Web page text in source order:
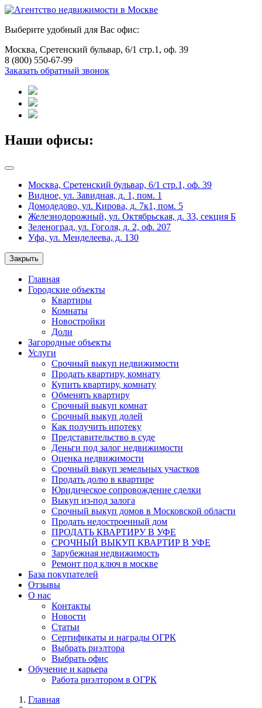
Выберите удобный для Вас офис:
Москва, Сретенский бульвар, 6/1 стр.1, оф. 39
8 (800) 550-67-99
Заказать обратный звонок
Наши офисы:
Москва, Сретенский бульвар, 6/1 стр.1, оф. 39
Видное, ул. Завидная, д. 1, пом. 1
Домодедово, ул. Кирова, д. 7к1, пом. 5
Железнодорожный, ул. Октябрьская, д. 33, секция Б
Зеленоград, ул. Гоголя, д. 2, оф. 207
Уфа, ул. Менделеева, д. 130
Закрыть
Главная
Городские объекты
Квартиры
Комнаты
Новостройки
Доли
Загородные объекты
Услуги
Срочный выкуп недвижимости
Продать квартиру, комнату
Купить квартиру, комнату
Обменять квартиру
Срочный выкуп комнат
Срочный выкуп долей
Как получить ипотеку
Представительство в суде
Деньги под залог недвижимости
Оценка недвижимости
Срочный выкуп земельных участков
Продать долю в квартире
Юридическое сопровождение сделки
Выкуп из-под залога
Срочный выкуп домов в Московской области
Продать недостроенный дом
ПРОДАТЬ КВАРТИРУ В УФЕ
СРОЧНЫЙ ВЫКУП КВАРТИР В УФЕ
Зарубежная недвижимость
Ремонт под ключ в москве
База покупателей
Отзывы
О нас
Контакты
Новости
Статьи
Сертификаты и награды ОГРК
Выбрать риэлтора
Выбрать офис
Обучение и карьера
Работа риэлтором в ОГРК
Главная